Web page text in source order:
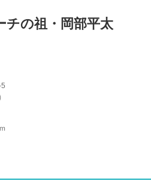
の祖・岡部平太